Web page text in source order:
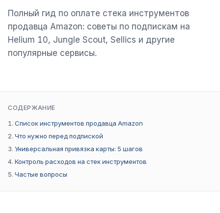
Полный гид по оплате стека инструментов
продавца Amazon: советы по подпискам на
Helium 10, Jungle Scout, Sellics и другие
популярные сервисы.
СОДЕРЖАНИЕ
Список инструментов продавца Amazon
Что нужно перед подпиской
Универсальная привязка карты: 5 шагов
Контроль расходов на стек инструментов
Частые вопросы